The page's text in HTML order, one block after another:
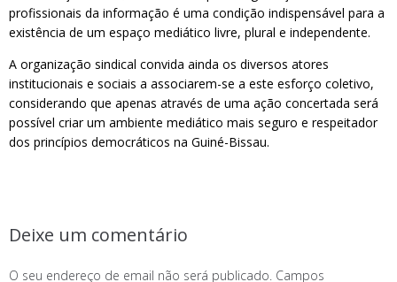
profissionais da informação é uma condição indispensável para a
existência de um espaço mediático livre, plural e independente.
A organização sindical convida ainda os diversos atores
institucionais e sociais a associarem-se a este esforço coletivo,
considerando que apenas através de uma ação concertada será
possível criar um ambiente mediático mais seguro e respeitador
dos princípios democráticos na Guiné-Bissau.
Deixe um comentário
O seu endereço de email não será publicado. Campos